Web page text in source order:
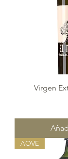
Virgen
AOVE